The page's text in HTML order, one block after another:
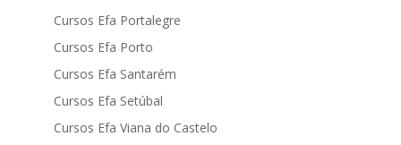
Cursos Efa Portalegre
Cursos Efa Porto
Cursos Efa Santarém
Cursos Efa Setúbal
Cursos Efa Viana do Castelo